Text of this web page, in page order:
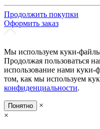
Продолжить покупки
Оформить заказ
Мы используем куки-файлы
Продолжая пользоваться
использование нами
том, как мы используем
конфиденциальности.
Понятно
×
×